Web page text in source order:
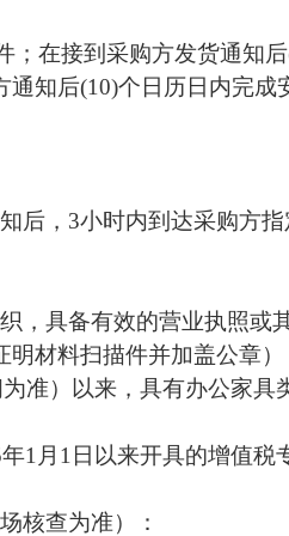
；在接到采购方发货通知
知后(10)个日历日内完成
后，3小时内到达采购方
，具备有效的营业执照或
材料扫描件并加盖公章）
准）以来，具有办公家具
年1月1日以来开具的增值税
核查为准）：